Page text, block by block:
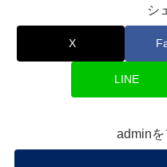
シ
X
LINE
adminを